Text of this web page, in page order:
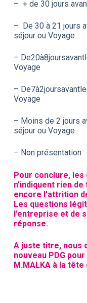
– + de 30 jours
– De 30 à 21 jours
séjour ou Voyage
–
Voyage
–
Voyage
– Moins de 2 jours
séjour ou Voyage
– Non présentation
Pour conclure, les
n’indiquent rien
encore l’attrition
Les questions
l’entreprise et de
réponse.
A juste titre, nous
nouveau PDG
M.MALKA à la tête